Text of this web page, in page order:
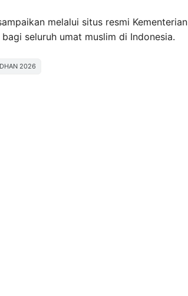
melalui situs resmi Kementerian
seluruh umat muslim di Indonesia.
2026